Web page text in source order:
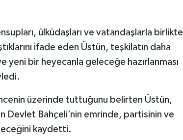
ülküdaşları ve vatandaşlarla birlikte
ifade eden Üstün, teşkilatın daha
bir heyecanla geleceğe hazırlanması
üzerinde tuttuğunu belirten Üstün,
Devlet Bahçeli’nin emrinde, partisinin ve
kaydetti.